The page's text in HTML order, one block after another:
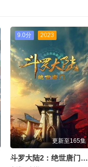
9.0分 2023
更新至165集
斗罗大陆2：绝世唐门2023